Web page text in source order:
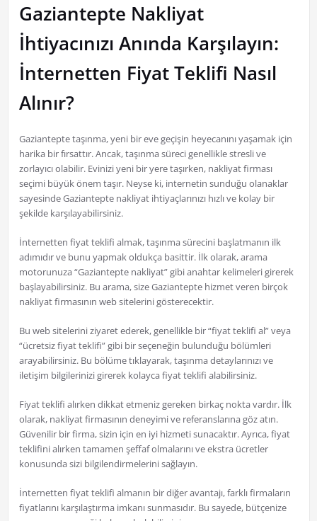
Gaziantepte Nakliyat
İhtiyacınızı Anında Karşılayın:
İnternetten Fiyat Teklifi Nasıl
Alınır?
Gaziantepte taşınma, yeni bir eve geçişin heyecanını yaşamak için
harika bir fırsattır. Ancak, taşınma süreci genellikle stresli ve
zorlayıcı olabilir. Evinizi yeni bir yere taşırken, nakliyat firması
seçimi büyük önem taşır. Neyse ki, internetin sunduğu olanaklar
sayesinde Gaziantepte nakliyat ihtiyaçlarınızı hızlı ve kolay bir
şekilde karşılayabilirsiniz.
İnternetten fiyat teklifi almak, taşınma sürecini başlatmanın ilk
adımıdır ve bunu yapmak oldukça basittir. İlk olarak, arama
motorunuza “Gaziantepte nakliyat” gibi anahtar kelimeleri girerek
başlayabilirsiniz. Bu arama, size Gaziantepte hizmet veren birçok
nakliyat firmasının web sitelerini gösterecektir.
Bu web sitelerini ziyaret ederek, genellikle bir “fiyat teklifi al” veya
“ücretsiz fiyat teklifi” gibi bir seçeneğin bulunduğu bölümleri
arayabilirsiniz. Bu bölüme tıklayarak, taşınma detaylarınızı ve
iletişim bilgilerinizi girerek kolayca fiyat teklifi alabilirsiniz.
Fiyat teklifi alırken dikkat etmeniz gereken birkaç nokta vardır. İlk
olarak, nakliyat firmasının deneyimi ve referanslarına göz atın.
Güvenilir bir firma, sizin için en iyi hizmeti sunacaktır. Ayrıca, fiyat
teklifini alırken tamamen şeffaf olmalarını ve ekstra ücretler
konusunda sizi bilgilendirmelerini sağlayın.
İnternetten fiyat teklifi almanın bir diğer avantajı, farklı firmaların
fiyatlarını karşılaştırma imkanı sunmasıdır. Bu sayede, bütçenize